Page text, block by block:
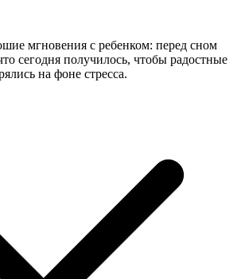
мгновения с ребенком: перед сном
сегодня получилось, чтобы радостные
на фоне стресса.